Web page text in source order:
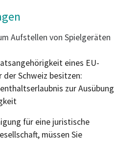
Aufstellen von Spielgeräten
eines EU-
der Schweiz besitzen:
zur Ausübung
für eine juristische
müssen Sie